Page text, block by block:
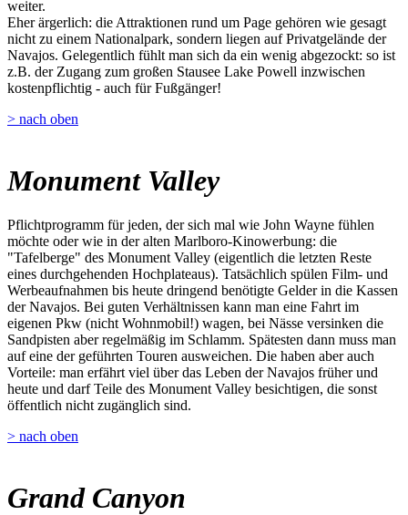
weiter.
Eher ärgerlich: die Attraktionen rund um Page gehören wie gesagt
nicht zu einem Nationalpark, sondern liegen auf Privatgelände der
Navajos. Gelegentlich fühlt man sich da ein wenig abgezockt: so ist
z.B. der Zugang zum großen Stausee Lake Powell inzwischen
kostenpflichtig - auch für Fußgänger!
> nach oben
Monument Valley
Pflichtprogramm für jeden, der sich mal wie John Wayne fühlen
möchte oder wie in der alten Marlboro-Kinowerbung: die
"Tafelberge" des Monument Valley (eigentlich die letzten Reste
eines durchgehenden Hochplateaus). Tatsächlich spülen Film- und
Werbeaufnahmen bis heute dringend benötigte Gelder in die Kassen
der Navajos. Bei guten Verhältnissen kann man eine Fahrt im
eigenen Pkw (nicht Wohnmobil!) wagen, bei Nässe versinken die
Sandpisten aber regelmäßig im Schlamm. Spätesten dann muss man
auf eine der geführten Touren ausweichen. Die haben aber auch
Vorteile: man erfährt viel über das Leben der Navajos früher und
heute und darf Teile des Monument Valley besichtigen, die sonst
öffentlich nicht zugänglich sind.
> nach oben
Grand Canyon